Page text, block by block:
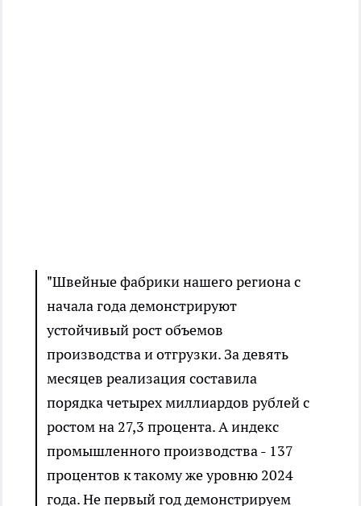
"Швейные фабрики нашего региона с
начала года демонстрируют
устойчивый рост объемов
производства и отгрузки. За девять
месяцев реализация составила
порядка четырех миллиардов рублей с
ростом на 27,3 процента. А индекс
промышленного производства - 137
процентов к такому же уровню 2024
года. Не первый год демонстрируем